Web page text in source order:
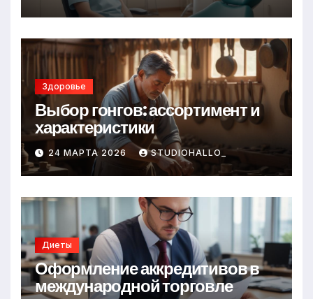
Здоровье
Выбор гонгов: ассортимент и
характеристики
24 МАРТА 2026 STUDIOHALLO_
Диеты
Оформление аккредитивов в
международной торговле